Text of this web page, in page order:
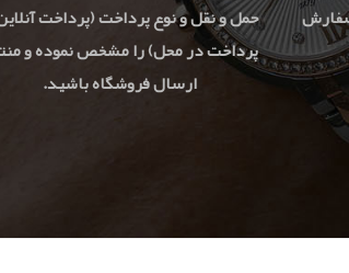
حمل و نقل و نوع پرداخت (پرداخت
پرداخت در محل) را مشخص نموده و
ارسال فروشگاه باشید.